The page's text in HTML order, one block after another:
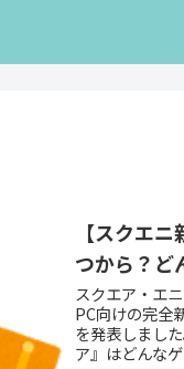
【スクエ
つから？ど
スクエア・エ
PC向けの完全
を発表しまし
ア』はどんな